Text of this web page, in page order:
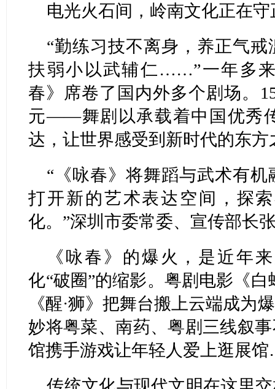
电光火石间，岭南文化正在
“勤练习技不离身，养正气
扶弱小以武辅仁……”一年多
春》席卷了国内外多个剧场。
元——舞剧以承载着中国优秀
达，让世界感受到新时代的东方
“《咏春》将舞蹈与武术有
打开新的艺术表达空间，探
化。”深圳市委常委、宣传部长
《咏春》的爆火，是近年
化“破圈”的缩影。粤剧电影《
《醒·狮》把舞台搬上云端成为
妙将粤菜、南药、粤剧三线叙
馆携手游戏让年轻人爱上逛展